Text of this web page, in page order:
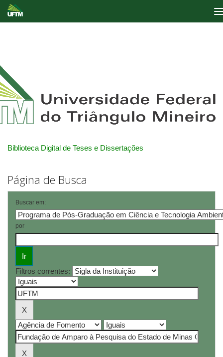
Biblioteca Digital de Teses e Dissertações
Página de Busca
Buscar em:
por
Filtros correntes: